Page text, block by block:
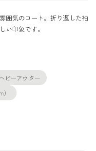
囲気のコート。折り返した袖
い印象です。
ヘビーアウター